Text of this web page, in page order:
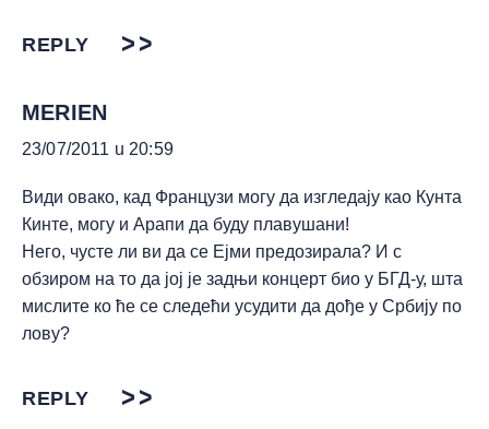
REPLY
MERIEN
23/07/2011 u 20:59
Види овако, кад Французи могу да изгледају као Кунта
Кинте, могу и Арапи да буду плавушани!
Него, чусте ли ви да се Ејми предозирала? И с
обзиром на то да јој је задњи концерт био у БГД-у, шта
мислите ко ће се следећи усудити да дође у Србију по
лову?
REPLY